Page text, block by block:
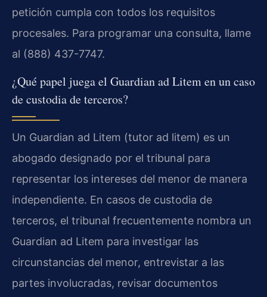
petición cumpla con todos los requisitos
procesales. Para programar una consulta, llame
al (888) 437-7747.
¿Qué papel juega el Guardian ad Litem en un caso
de custodia de terceros?
Un Guardian ad Litem (tutor ad litem) es un
abogado designado por el tribunal para
representar los intereses del menor de manera
independiente. En casos de custodia de
terceros, el tribunal frecuentemente nombra un
Guardian ad Litem para investigar las
circunstancias del menor, entrevistar a las
partes involucradas, revisar documentos